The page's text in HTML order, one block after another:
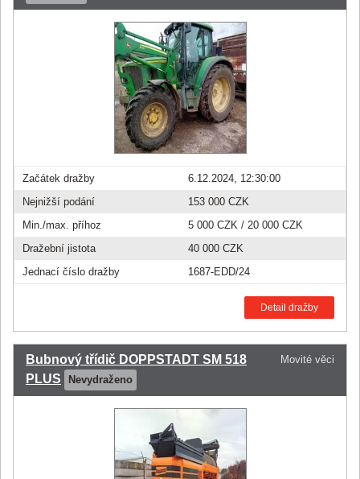
Začátek dražby
6.12.2024, 12:30:00
Nejnižší podání
153 000 CZK
Min./max. příhoz
5 000 CZK / 20 000 CZK
Dražební jistota
40 000 CZK
Jednací číslo dražby
1687-EDD/24
Detail dražby
Movité věci
Bubnový třídič DOPPSTADT SM 518
PLUS
Nevydraženo